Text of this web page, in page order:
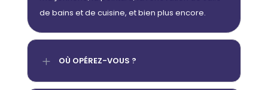
de bains et de cuisine, et bien plus encore.
L OÙ OPÉREZ-VOUS ?